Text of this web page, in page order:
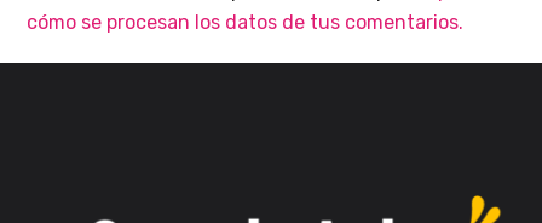
cómo se procesan los datos de tus comentarios.